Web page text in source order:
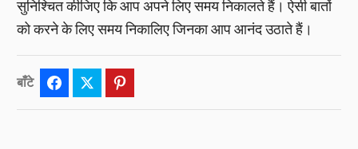
सुनिश्चित कीजिए कि आप अपने लिए समय निकालते हैं। ऐसी बातों
को करने के लिए समय निकालिए जिनका आप आनंद उठाते हैं।
बाँटे Facebook Twitter